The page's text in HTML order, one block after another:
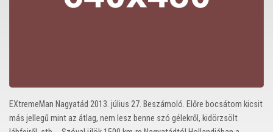
EXtremeMan Nagyatád 2013. július 27. Beszámoló. Előre bocsátom kicsit
más jellegű mint az átlag, nem lesz benne szó gélekről, kidörzsölt